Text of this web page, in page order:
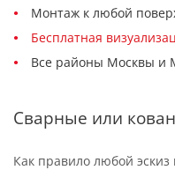
Монтаж к любой
Бесплатная
Все районы Москвы и
Сварные или
Как правило любой эскиз